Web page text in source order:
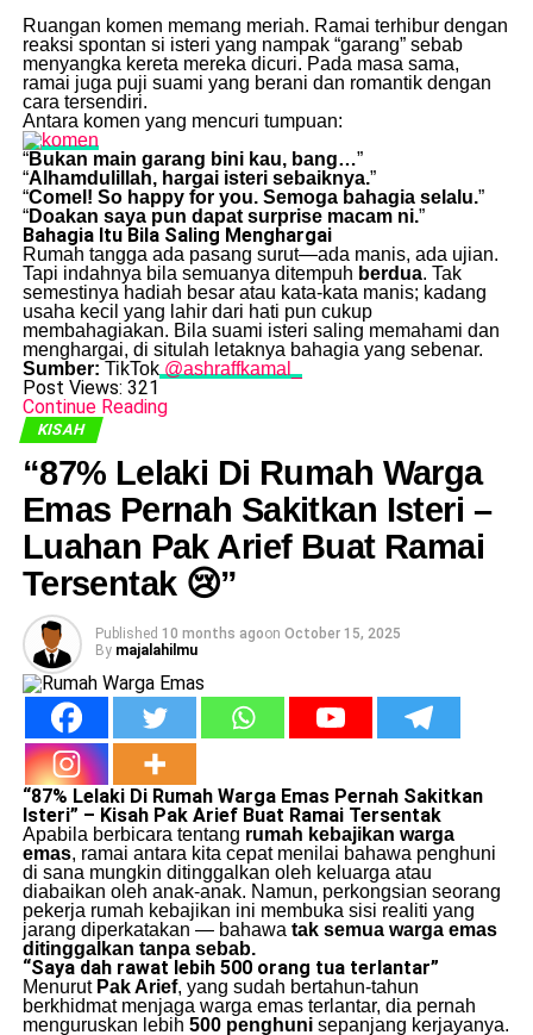
Ruangan komen memang meriah. Ramai terhibur dengan
reaksi spontan si isteri yang nampak “garang” sebab
menyangka kereta mereka dicuri. Pada masa sama,
ramai juga puji suami yang berani dan romantik dengan
cara tersendiri.
Antara komen yang mencuri tumpuan:
“Bukan main garang bini kau, bang…”
“Alhamdulillah, hargai isteri sebaiknya.”
“Comel! So happy for you. Semoga bahagia selalu.”
“Doakan saya pun dapat surprise macam ni.”
Bahagia Itu Bila Saling Menghargai
Rumah tangga ada pasang surut—ada manis, ada ujian.
Tapi indahnya bila semuanya ditempuh berdua. Tak
semestinya hadiah besar atau kata-kata manis; kadang
usaha kecil yang lahir dari hati pun cukup
membahagiakan. Bila suami isteri saling memahami dan
menghargai, di situlah letaknya bahagia yang sebenar.
Sumber: TikTok@ashraffkamal_
Post Views: 321
Continue Reading
KISAH
“87% Lelaki Di Rumah Warga
Emas Pernah Sakitkan Isteri –
Luahan Pak Arief Buat Ramai
Tersentak 😢”
Published 10 months agoon October 15, 2025
By majalahilmu
“87% Lelaki Di Rumah Warga Emas Pernah Sakitkan
Isteri” – Kisah Pak Arief Buat Ramai Tersentak
Apabila berbicara tentang rumah kebajikan warga
emas, ramai antara kita cepat menilai bahawa penghuni
di sana mungkin ditinggalkan oleh keluarga atau
diabaikan oleh anak-anak. Namun, perkongsian seorang
pekerja rumah kebajikan ini membuka sisi realiti yang
jarang diperkatakan — bahawa tak semua warga emas
ditinggalkan tanpa sebab.
“Saya dah rawat lebih 500 orang tua terlantar”
Menurut Pak Arief, yang sudah bertahun-tahun
berkhidmat menjaga warga emas terlantar, dia pernah
menguruskan lebih 500 penghunisepanjang kerjayanya.